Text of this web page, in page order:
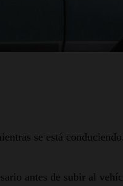
se está
antes de subir al